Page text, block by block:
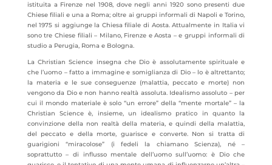
istituita a Firenze nel 1908, dove negli anni 1920 sono presenti due
Chiese filiali e una a Roma; oltre ai gruppi informali di Napoli e Torino,
nel 1975 si aggiunge la Chiesa filiale di Aosta. Attualmente in Italia vi
sono tre Chiese filiali – Milano, Firenze e Aosta – e gruppi informali di
studio a Perugia, Roma e Bologna.
La Christian Science insegna che Dio è assolutamente spirituale e
che l’uomo – fatto a immagine e somiglianza di Dio – lo è altrettanto;
la materia e le sue conseguenze (malattia, peccato e morte) non
vengono da Dio e non hanno realtà assoluta. Idealismo assoluto – per
cui il mondo materiale è solo “un errore” della “mente mortale” – la
Christian Science è, insieme, un idealismo pratico in quanto la
convinzione della non realtà della materia, e quindi della malattia,
del peccato e della morte, guarisce e converte. Non si tratta di
guarigioni “miracolose” (i fedeli la chiamano Scienza), né –
soprattutto – di influsso mentale dell’uomo sull’uomo: è Dio che